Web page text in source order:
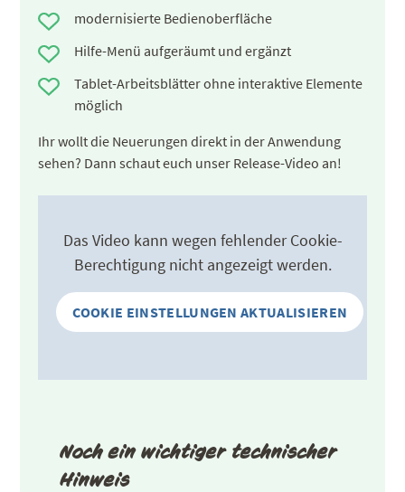
modernisierte Bedienoberfläche
Hilfe-Menü aufgeräumt und ergänzt
Tablet-Arbeitsblätter ohne interaktive Elemente
möglich
Ihr wollt die Neuerungen direkt in der Anwendung
sehen? Dann schaut euch unser Release-Video an!
Das Video kann wegen fehlender Cookie-
Berechtigung nicht angezeigt werden.
COOKIE EINSTELLUNGEN AKTUALISIEREN
Noch ein wichtiger technischer
Hinweis